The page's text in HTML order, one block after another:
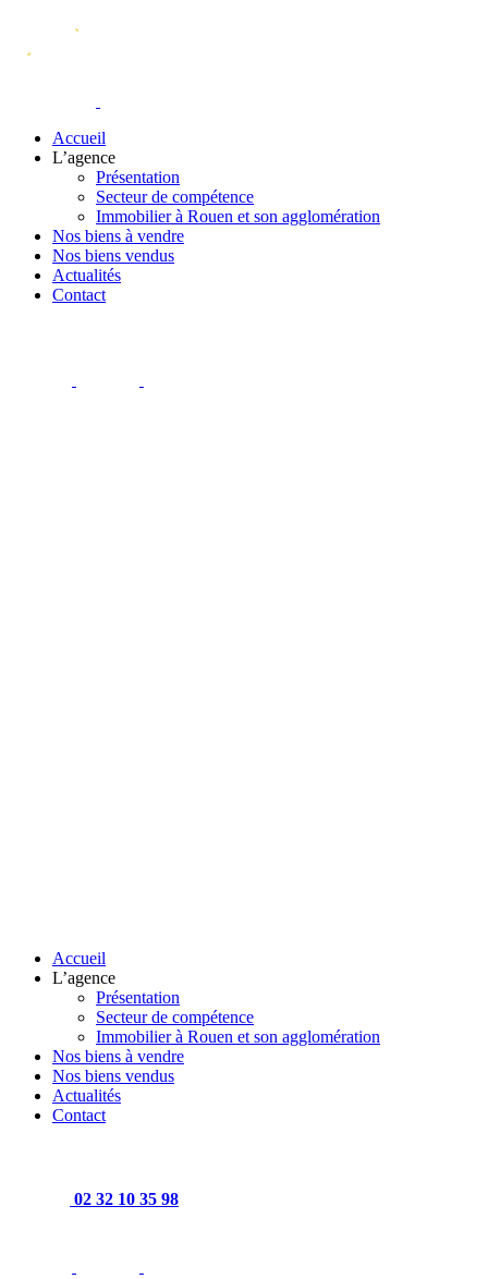
Accueil
L’agence
Présentation
Secteur de compétence
Immobilier à Rouen et son agglomération
Nos biens à vendre
Nos biens vendus
Actualités
Contact
Accueil
L’agence
Présentation
Secteur de compétence
Immobilier à Rouen et son agglomération
Nos biens à vendre
Nos biens vendus
Actualités
Contact
02 32 10 35 98